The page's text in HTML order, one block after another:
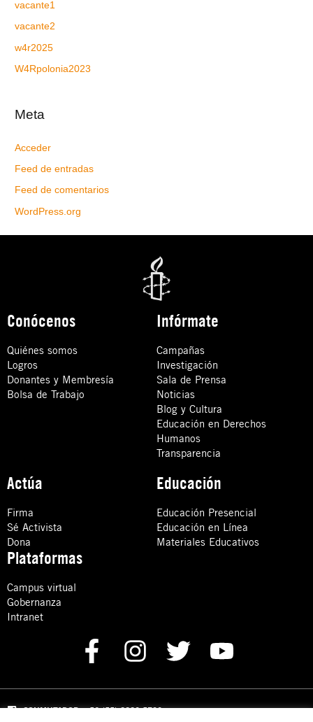
vacante1
vacante2
w4r2025
W4Rpolonia2023
Meta
Acceder
Feed de entradas
Feed de comentarios
WordPress.org
Conócenos
Quiénes somos
Logros
Donantes y Membresía
Bolsa de Trabajo
Infórmate
Campañas
Investigación
Sala de Prensa
Noticias
Blog y Cultura
Educación en Derechos
Humanos
Transparencia
Actúa
Firma
Sé Activista
Dona
Educación
Educación Presencial
Educación en Línea
Materiales Educativos
Plataformas
Campus virtual
Gobernanza
Intranet
CONMUTADOR: +52 (55) 8880 5730